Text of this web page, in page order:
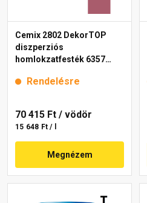
Cemix 2802 DekorTOP
diszperziós
homlokzatfesték 6357
Rendelésre
70 415 Ft / vödör
15 648 Ft / l
Megnézem